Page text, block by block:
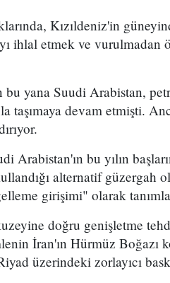
Kızıldeniz'in
ihlal etmek ve vurulmadan
bu yana Suudi Arabistan,
taşımaya devam etmişti.
bu yılın
alternatif güzergah
girişimi" olarak
doğru genişletme
İran'ın Hürmüz Boğazı
üzerindeki zorlayıcı